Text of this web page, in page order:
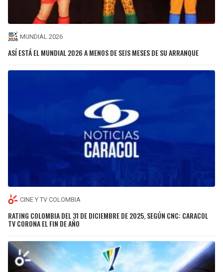
MUNDIAL 2026
ASÍ ESTÁ EL MUNDIAL 2026 A MENOS DE SEIS MESES DE SU ARRANQUE
CINE Y TV COLOMBIA
RATING COLOMBIA DEL 31 DE DICIEMBRE DE 2025, SEGÚN CNC: CARACOL
TV CORONA EL FIN DE AÑO